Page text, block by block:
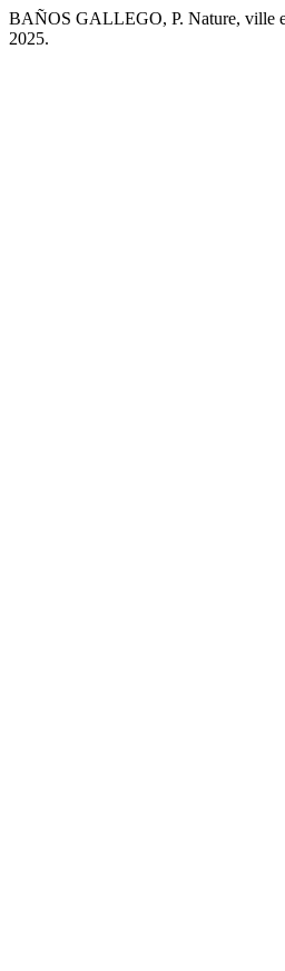
BAÑOS GALLEGO, P. Nature, ville
2025.